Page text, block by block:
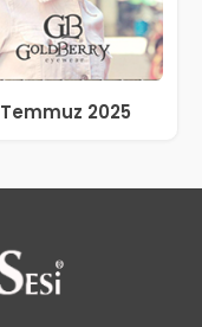
Temmuz 2025